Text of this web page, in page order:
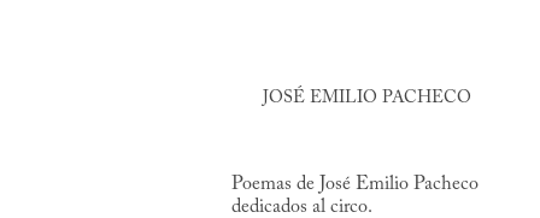
JOSÉ EMILIO PACHECO
Poemas de José Emilio Pacheco
dedicados al circo.